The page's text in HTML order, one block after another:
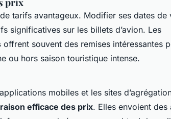
tarifs avantageux. Modifier ses dates de
significatives sur les billets d’avion. Les
offrent souvent des remises intéressantes
ou hors saison touristique intense.
mobiles et les sites
efficace des prix. Elles envoient des